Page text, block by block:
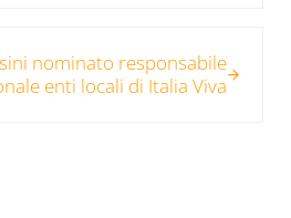
nominato responsabile
enti locali di Italia Viva